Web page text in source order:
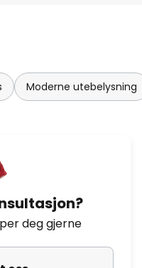
Moderne utebelysning
deg gjerne